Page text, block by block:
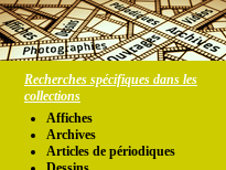
Recherches spécifiques dans les
collections
Affiches
Archives
Articles de périodiques